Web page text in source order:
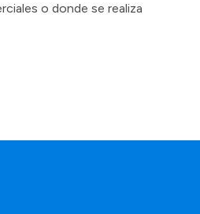
o donde se realiza